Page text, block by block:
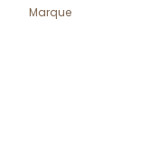
Marque